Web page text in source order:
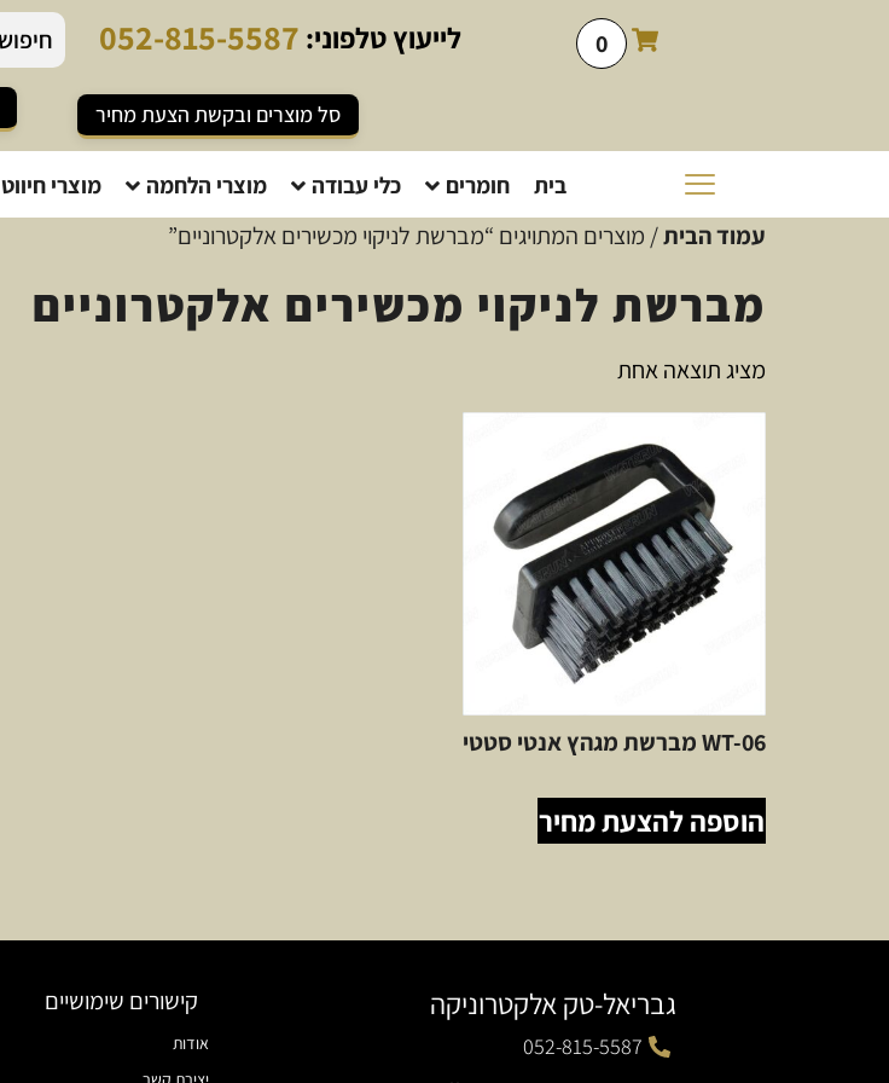
0 לייעוץטלפוני: 052-815-5587
סל מוצרים ובקשת הצעת מחיר
בית חומרים כלי עבודה מוצרי הלחמה מוצרי חיווט
עמוד הבית/ מוצרים המתויגים “מברשת לניקוי מכשירים אלקטרוניים”
מברשת לניקוי מכשירים אלקטרוניים
מציג תוצאה אחת
WT-06 מברשת מגהץ אנטי סטטי
הוספה להצעת מחיר
גבריאל-טק אלקטרוניקה
052-815-5587
קישורים שימושיים
אודות